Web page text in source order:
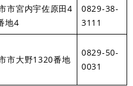
市宮内宇佐原田4
地4
0829-38-
3111
市大野1320番地
0829-50-
0031